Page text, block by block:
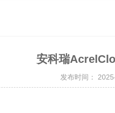
安科瑞
发布时间：